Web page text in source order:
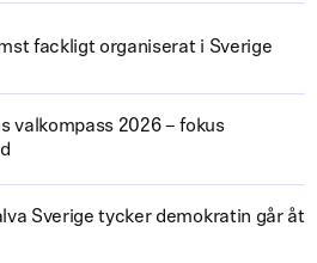
fackligt organiserat i Sverige
valkompass 2026 – fokus
Sverige tycker demokratin går åt